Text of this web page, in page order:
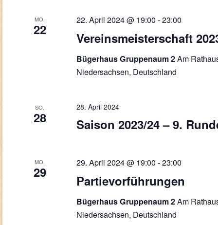
MO.
22
Vereinsmeisterschaft
22. April 2024 @ 19:00-23:00
Bügerhaus Gruppenaum 2Am
Niedersachsen, Deutschland
SO.
28 Saison 2023/24 – 9.
28. April 2024
MO.
29
Partievorführungen
29. April 2024 @ 19:00-23:00
Bügerhaus Gruppenaum 2Am
Niedersachsen, Deutschland